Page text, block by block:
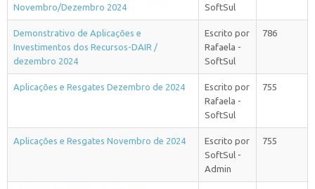
Novembro/Dezembro 2024
SoftSul
Demonstrativo de Aplicações e
Investimentos dos Recursos-DAIR /
dezembro 2024
Escrito por
Rafaela -
SoftSul
786
Aplicações e Resgates Dezembro de 2024
Escrito por
Rafaela -
SoftSul
755
Aplicações e Resgates Novembro de 2024
Escrito por
SoftSul -
Admin
755